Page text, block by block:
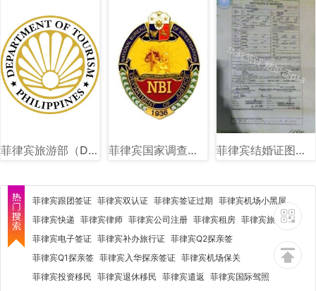
菲律宾旅游部（DOT）图文讲解 菲律宾国家调查局（NBI）图文讲解 菲律宾结婚证图片样式讲解
菲律宾跟团签证 菲律宾双认证 菲律宾签证过期 菲律宾机场小黑屋
菲律宾快递 菲律宾律师 菲律宾公司注册 菲律宾租房 菲律宾旅行社
菲律宾电子签证 菲律宾补办旅行证 菲律宾Q2探亲签
菲律宾Q1探亲签 菲律宾入华探亲签证 菲律宾机场保关
菲律宾投资移民 菲律宾退休移民 菲律宾遣返 菲律宾国际驾照